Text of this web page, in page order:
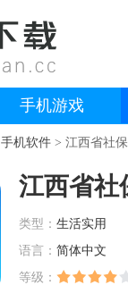
手机游戏
手机软件 > 江西省社
江西省社
类型： 生活实用
语言： 简体中文
等级：